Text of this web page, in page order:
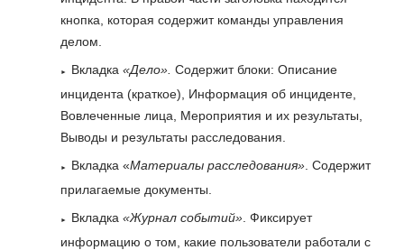
кнопка, которая содержит команды управления
делом.
Вкладка «Дело». Содержит блоки: Описание
инцидента (краткое), Информация об инциденте,
Вовлеченные лица, Мероприятия и их результаты,
Выводы и результаты расследования.
Вкладка «Материалы расследования» . Содержит
прилагаемые документы.
Вкладка «Журнал событий» . Фиксирует
информацию о том, какие пользователи работали с